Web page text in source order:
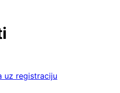
uz registraciju